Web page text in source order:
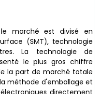
marché est divisé en
(SMT), technologie
La technologie de
le plus gros chiffre
la part de marché totale
méthode d'emballage et
directement